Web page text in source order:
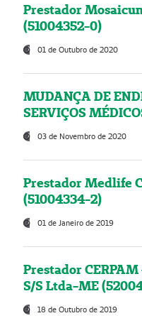
Prestador
(51004352-0)
01 de Outubro de 2020
MUDANÇA DE
SERVIÇOS
03 de Novembro de 2020
Prestador Medlife
(51004334-2)
01 de Janeiro de 2019
Prestador
S/S Ltda-ME
18 de Outubro de 2019